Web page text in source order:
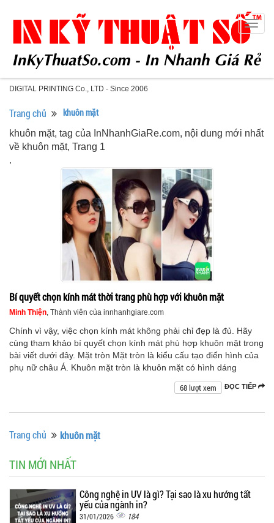
DIGITAL PRINTING Co., LTD - Since 2006
Trang chủ khuôn mặt
khuôn mặt, tag của InNhanhGiaRe.com, nội dung mới nhất
về khuôn mặt, Trang 1
.
Bí quyết chọn kính mát thời trang phù hợp với khuôn mặt
Minh Thiện, Thành viên của innhanhgiare.com
Chính vì vậy, việc chọn kính mát không phải chỉ đẹp là đủ. Hãy
cùng tham khảo bí quyết chọn kính mát phù hợp khuôn mặt trong
bài viết dưới đây. Mặt tròn Mặt tròn là kiểu cấu tạo điển hình của
phụ nữ châu Á. Khuôn mặt tròn là khuôn mặt có hình dáng
ĐỌC TIẾP
68 lượt xem
Trang chủ khuôn mặt
TIN MỚI NHẤT
Công nghệ in UV là gì? Tại sao là xu hướng tất
yếu của ngành in?
31/01/2026 184